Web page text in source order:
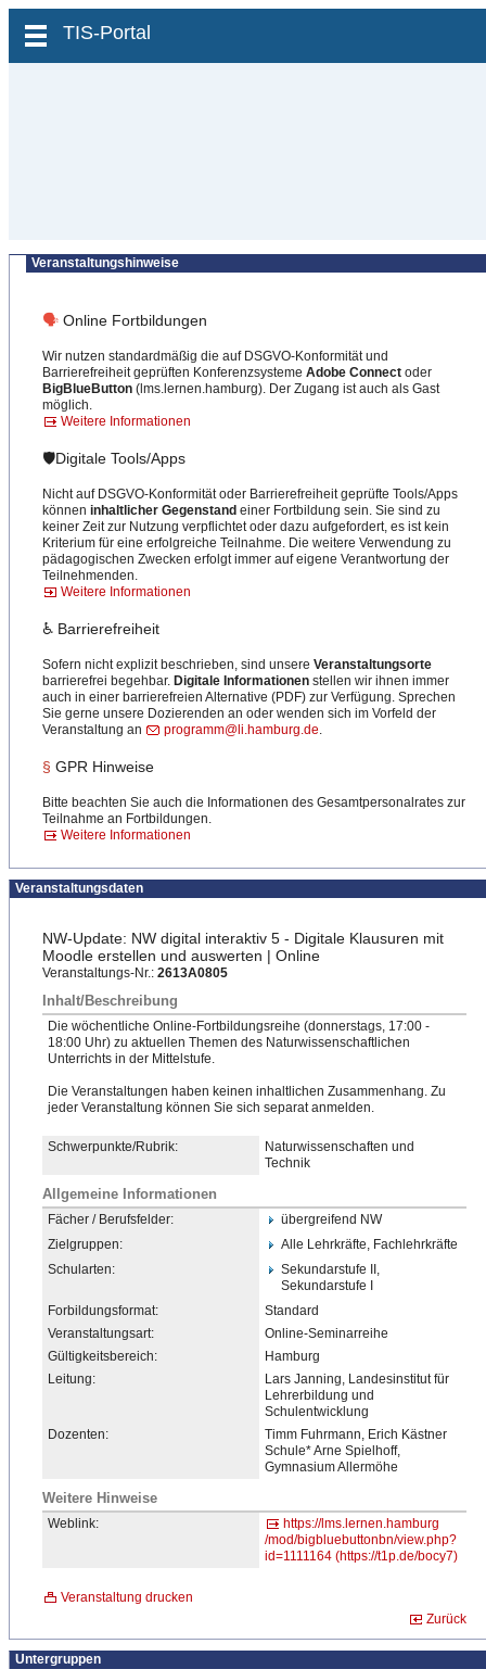
zum Inhalt wechseln
TIS-Portal
Veranstaltungshinweise
🗣 Online Fortbildungen
Wir nutzen standardmäßig die auf DSGVO-Konformität und
Barrierefreiheit geprüften Konferenzsysteme Adobe Connect oder
BigBlueButton (lms.lernen.hamburg). Der Zugang ist auch als Gast
möglich.
Weitere Informationen
🛡️Digitale Tools/Apps
Nicht auf DSGVO-Konformität oder Barrierefreiheit geprüfte Tools/Apps
können inhaltlicher Gegenstand einer Fortbildung sein. Sie sind zu
keiner Zeit zur Nutzung verpflichtet oder dazu aufgefordert, es ist kein
Kriterium für eine erfolgreiche Teilnahme. Die weitere Verwendung zu
pädagogischen Zwecken erfolgt immer auf eigene Verantwortung der
Teilnehmenden.
Weitere Informationen
♿ Barrierefreiheit
Sofern nicht explizit beschrieben, sind unsere Veranstaltungsorte
barrierefrei begehbar. Digitale Informationen stellen wir ihnen immer
auch in einer barrierefreien Alternative (PDF) zur Verfügung. Sprechen
Sie gerne unsere Dozierenden an oder wenden sich im Vorfeld der
Veranstaltung an
programm@li.hamburg.de.
§ GPR Hinweise
Bitte beachten Sie auch die Informationen des Gesamtpersonalrates zur
Teilnahme an Fortbildungen.
Weitere Informationen
Veranstaltungsdaten
NW-Update: NW digital interaktiv 5 - Digitale Klausuren mit
Moodle erstellen und auswerten | Online
Veranstaltungs-Nr.: 2613A0805
Inhalt/Beschreibung
Die wöchentliche Online-Fortbildungsreihe (donnerstags, 17:00 -
18:00 Uhr) zu aktuellen Themen des Naturwissenschaftlichen
Unterrichts in der Mittelstufe.
Die Veranstaltungen haben keinen inhaltlichen Zusammenhang. Zu
jeder Veranstaltung können Sie sich separat anmelden.
Schwerpunkte/Rubrik:
Naturwissenschaften und
Technik
Allgemeine Informationen
Fächer / Berufsfelder:
übergreifend NW
Zielgruppen:
Alle Lehrkräfte, Fachlehrkräfte
Schularten:
Sekundarstufe II,
Sekundarstufe I
Forbildungsformat:
Standard
Veranstaltungsart:
Online-Seminarreihe
Gültigkeitsbereich:
Hamburg
Leitung:
Lars Janning, Landesinstitut für
Lehrerbildung und
Schulentwicklung
Dozenten:
Timm Fuhrmann, Erich Kästner
Schule* Arne Spielhoff,
Gymnasium Allermöhe
Weitere Hinweise
Weblink: https://lms.lernen.hamburg
/mod/bigbluebuttonbn/view.​php?
id=1111164 (https://t1p.de/bocy7)
Veranstaltung drucken
Zurück
Untergruppen